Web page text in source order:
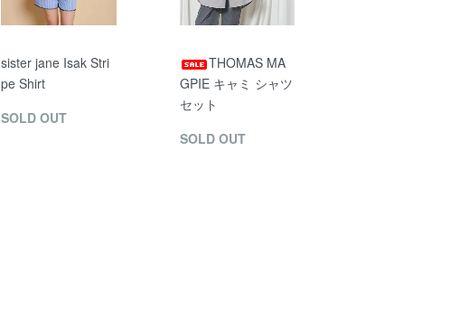
sister jane Isak Stri
pe Shirt
SOLD OUT
THOMAS MA
GPIE キャミ シャツ
セット
SOLD OUT